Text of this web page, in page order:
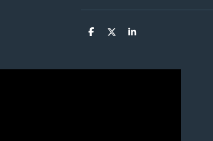
D
n
D
S
e